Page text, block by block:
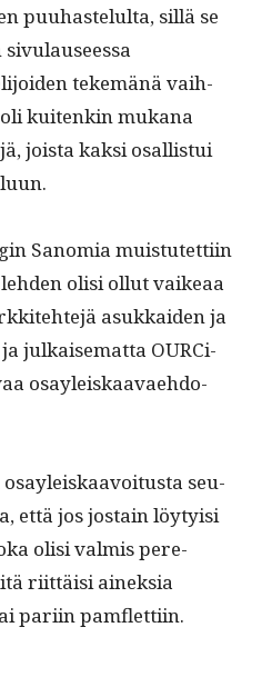
puuhastelul­ta, sil­lä se
tekemänä vai­h­
kuitenkin mukana
joista kak­si osal­lis­tui
Sanomia muis­tutet­ti­in
olisi ollut vaikeaa
asukkaiden ja
julkaise­mat­ta OURCi­
osayleiskaavae­hdo­
seu­
että jos jostain löy­ty­isi
olisi valmis pere­
riit­täisi ainek­sia
pari­in pamflettiin.